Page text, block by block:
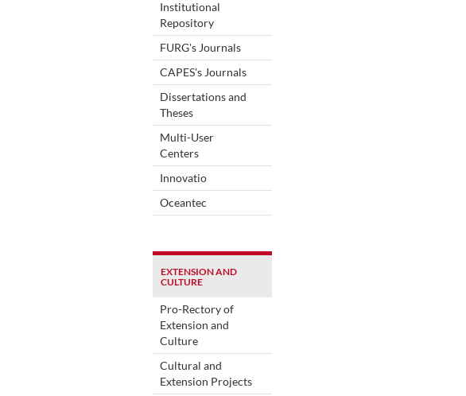
Institutional
Repository
FURG's Journals
CAPES's Journals
Dissertations and
Theses
Multi-User
Centers
Innovatio
Oceantec
EXTENSION AND
CULTURE
Pro-Rectory of
Extension and
Culture
Cultural and
Extension Projects